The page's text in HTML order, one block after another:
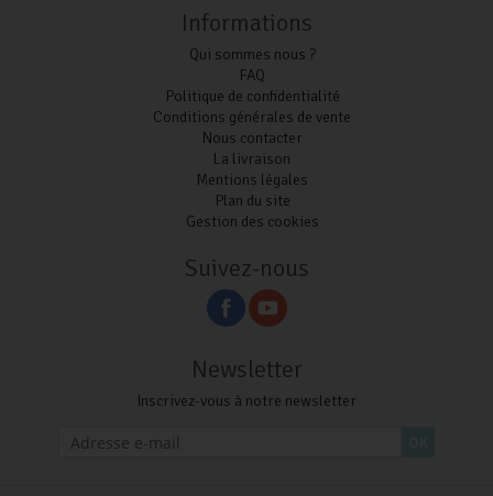
Informations
Qui sommes nous ?
FAQ
Politique de confidentialité
Conditions générales de vente
Nous contacter
La livraison
Mentions légales
Plan du site
Gestion des cookies
Suivez-nous
Newsletter
Inscrivez-vous à notre newsletter